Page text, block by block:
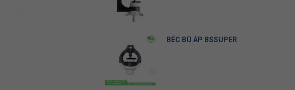
BÉC BÙ ÁP BSSUPER